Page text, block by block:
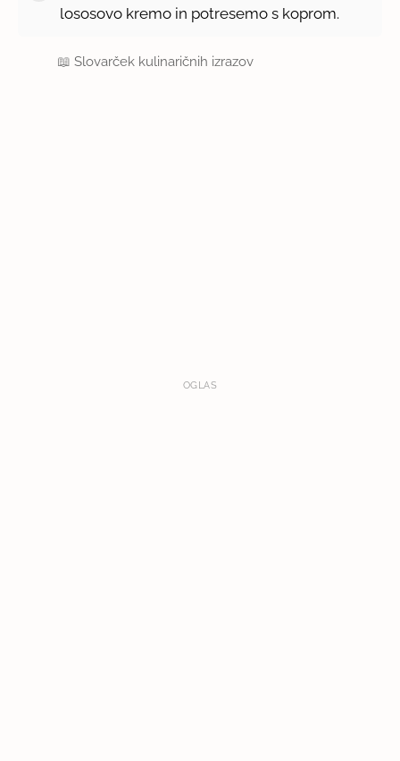
lososovo kremo in potresemo s koprom.
📖Slovarček kulinaričnih izrazov
OGLAS